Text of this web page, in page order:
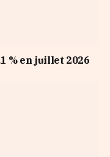
% en juillet 2026